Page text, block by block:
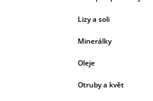
Lizy a soli
Minerálky
Oleje
Otruby a květ